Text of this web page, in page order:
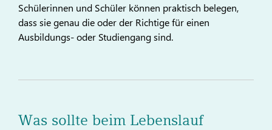
Schülerinnen und Schüler können praktisch belegen,
dass sie genau die oder der Richtige für einen
Ausbildungs- oder Studiengang sind.
Was sollte beim Lebenslauf